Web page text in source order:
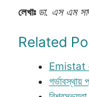
লেখাঃ ডা. এস এম
Related
Emistat